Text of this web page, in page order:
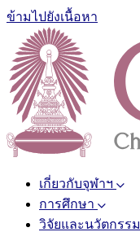
ข้ามไปยังเนื้อหา
เกี่ยวกับจุฬาฯ
การศึกษา
วิจัยและนวัตกรรม